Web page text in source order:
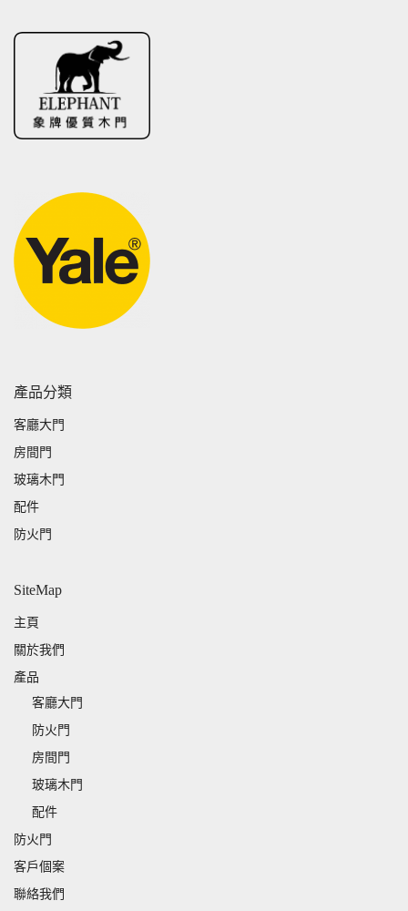
產品分類
客廳大門
房間門
玻璃木門
配件
防火門
SiteMap
主頁
關於我們
產品
客廳大門
防火門
房間門
玻璃木門
配件
防火門
客戶個案
聯絡我們